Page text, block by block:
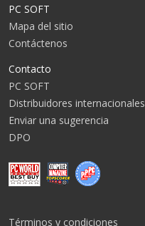
PC SOFT
Mapa del sitio
Contáctenos
Contacto
PC SOFT
Distribuidores internacionales
Enviar una sugerencia
DPO
Términos y condiciones